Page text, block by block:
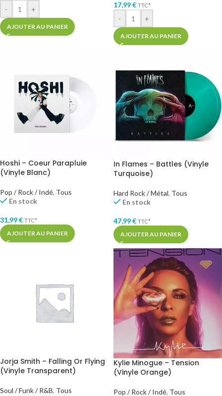
- +
AJOUTER AU PANIER
17,99€ TTC*
- +
AJOUTER AU PANIER
Hoshi – Coeur Parapluie
(Vinyle Blanc)
Pop / Rock / Indé, Tous
En stock
31,99€ TTC*
AJOUTER AU PANIER
In Flames – Battles (Vinyle
Turquoise)
Hard Rock / Métal, Tous
En stock
47,99€ TTC*
AJOUTER AU PANIER
Jorja Smith – Falling Or Flying
(Vinyle Transparent)
Soul / Funk / R&B, Tous
Kylie Minogue – Tension
(Vinyle Orange)
Pop / Rock / Indé, Tous